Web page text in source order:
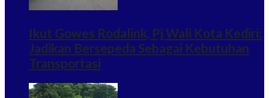
Ikut Gowes Rodalink, Pj Wali Kota Kediri:
Jadikan Bersepeda Sebagai Kebutuhan
Transportasi